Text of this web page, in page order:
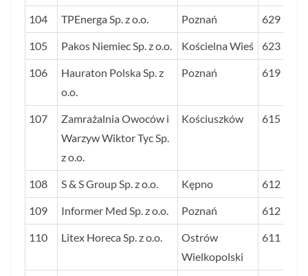
104 TPEnerga Sp. z o.o. Poznań 629
105 Pakos Niemiec Sp. z o.o. Kościelna Wieś 623
106
Hauraton Polska Sp. z
o.o.
Poznań 619
107
Zamrażalnia Owoców i
Warzyw Wiktor Tyc Sp.
z o.o.
Kościuszków 615
108 S & S Group Sp. z o.o. Kępno 612
109 Informer Med Sp. z o.o. Poznań 612
110 Litex Horeca Sp. z o.o.
Ostrów
Wielkopolski
611